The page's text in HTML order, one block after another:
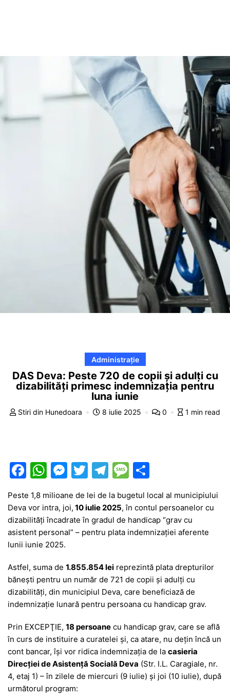
Administrație
DAS Deva: Peste 720 de copii și adulți cu
dizabilități primesc indemnizația pentru
luna iunie
Stiri din Hunedoara 8 iulie 2025 0 1 min read
F
c
e
b
o
o
k
W
h
at
s
A
p
p
M
s
s
e
g
er
T
w
itt
er
T
e
gr
a
M
s
s
a
e
ta
je
a
ă
Peste 1,8 milioane de lei de la bugetul local al municipiului
Deva vor intra, joi, 10 iulie 2025, în contul persoanelor cu
dizabilităţi încadrate în gradul de handicap “grav cu
asistent personal” – pentru plata indemnizaţiei aferente
lunii iunie 2025.
Astfel, suma de 1.855.854lei reprezintă plata drepturilor
băneşti pentru un număr de 721 de copii şi adulţi cu
dizabilităţi, din municipiul Deva, care beneficiază de
indemnizaţie lunară pentru persoana cu handicap grav.
Prin EXCEPŢIE, 18 persoane cu handicap grav, care se află
în curs de instituire a curatelei şi, ca atare, nu deţin încă un
cont bancar, îşi vor ridica indemnizaţia de la casieria
Direcţiei de Asistenţă Socială Deva (Str. I.L. Caragiale, nr.
4, etaj 1) – în zilele de miercuri (9 iulie) și joi (10 iulie), după
următorul program: